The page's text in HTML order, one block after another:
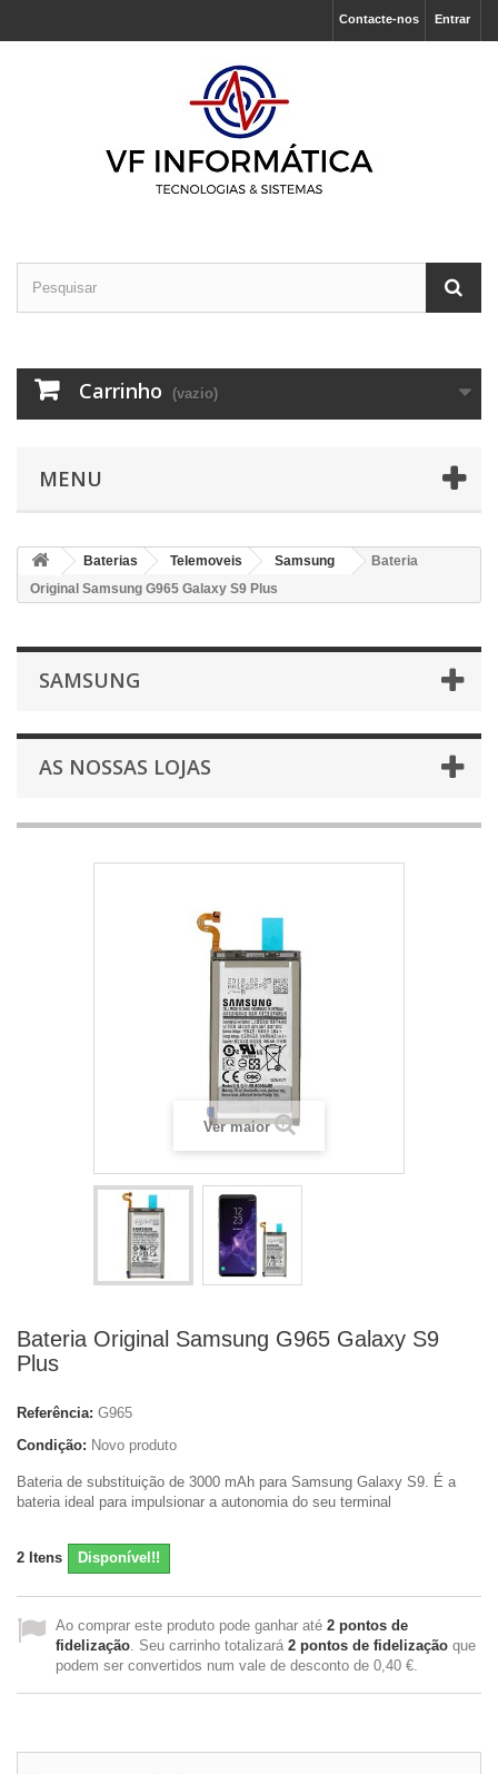
Entrar
Contacte-nos
Carrinho (vazio)
MENU
Baterias Telemoveis Samsung
Bateria
Original Samsung G965 Galaxy S9 Plus
SAMSUNG
AS NOSSAS LOJAS
Ver maior
Bateria Original Samsung G965 Galaxy S9
Plus
Referência: G965
Condição: Novo produto
Bateria de substituição de 3000 mAh para Samsung Galaxy S9. É a
bateria ideal para impulsionar a autonomia do seu terminal
2 Itens Disponível!!
Ao comprar este produto pode ganhar até 2 pontos de
fidelização. Seu carrinho totalizará 2 pontos de fidelização que
podem ser convertidos num vale de desconto de 0,40 €.